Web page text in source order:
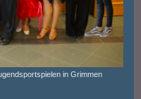
in Grimmen